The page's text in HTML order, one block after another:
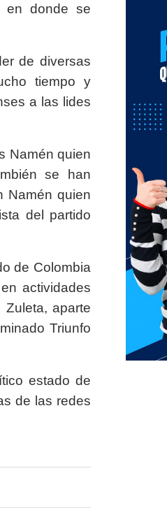
en donde se
de diversas
tiempo y
a las lides
Namén quien
se han
Namén quien
del partido
de Colombia
actividades
aparte
Triunfo
estado de
de las redes